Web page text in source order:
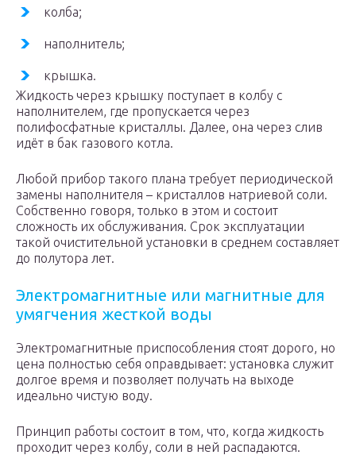
колба;
наполнитель;
крышка.
Жидкость через крышку поступает в колбу с
наполнителем, где пропускается через
полифосфатные кристаллы. Далее, она через слив
идёт в бак газового котла.
Любой прибор такого плана требует периодической
замены наполнителя – кристаллов натриевой соли.
Собственно говоря, только в этом и состоит
сложность их обслуживания. Срок эксплуатации
такой очистительной установки в среднем составляет
до полутора лет.
Электромагнитные или магнитные для
умягчения жесткой воды
Электромагнитные приспособления стоят дорого, но
цена полностью себя оправдывает: установка служит
долгое время и позволяет получать на выходе
идеально чистую воду.
Принцип работы состоит в том, что, когда жидкость
проходит через колбу, соли в ней распадаются.